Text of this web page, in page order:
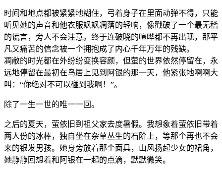
时间和地点都被紧紧地糊住，弓着身子在里面动弹不得，只能
听见她的声音和他衣服飒飒凋落的轻响，像戳破了一个最无稽
的谎言，旁人不会注意。终于连破晓的喧哗都不再出现，那平
凡又痛苦的信念被一个拥抱成了内心千年万年的残缺。
凋敝的时光都在外纷纷变换容颜，但萤的世界依然停留在，永
远地停留在最初在鸟居上见到阿银的那一天，他紧张地啊啊大
叫：“你绝对不可以碰到我啊！”。
除了一生一世的唯一一回。
之后的夏天，萤依旧到祖父家去度暑假。我想象着萤依旧带着
两人份的冰棒，独自坐在杂草丛生的石阶上，等那个再也不会
来的银发男孩。她身旁放着那个面具，山风扬起少女的裙角，
她静静回想着和阿银在一起的点滴，默默微笑。